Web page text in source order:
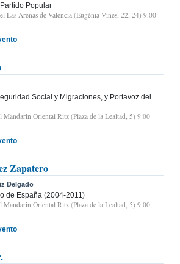
Popular
Las Arenas de Valencia (Eugènia Viñes, 22, 24) 9.00
Social y Migraciones, y Portavoz del
Oriental Ritz (Plaza de la Lealtad, 5) 9:00
Zapatero
Delgado
de España (2004-2011)
Oriental Ritz (Plaza de la Lealtad, 5) 9:00